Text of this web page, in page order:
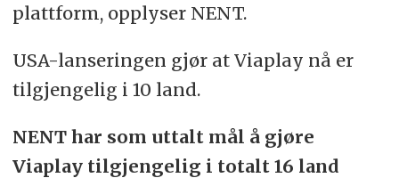
plattform, opplyser NENT.
USA-lanseringen gjør at Viaplay nå er
tilgjengelig i 10 land.
NENT har som uttalt mål å gjøre
Viaplay tilgjengelig i totalt 16 land